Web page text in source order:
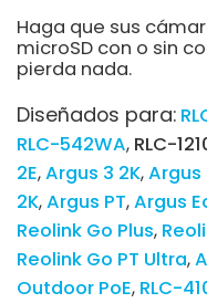
Haga que sus
microSD con o sin
pierda nada.
Diseñados para:
RLC-542WA RLC-
2E Argus 3 2K Argus
2K Argus PT Argus
Reolink Go Plus
Reolink Go PT Ultra
Outdoor PoE RLC-